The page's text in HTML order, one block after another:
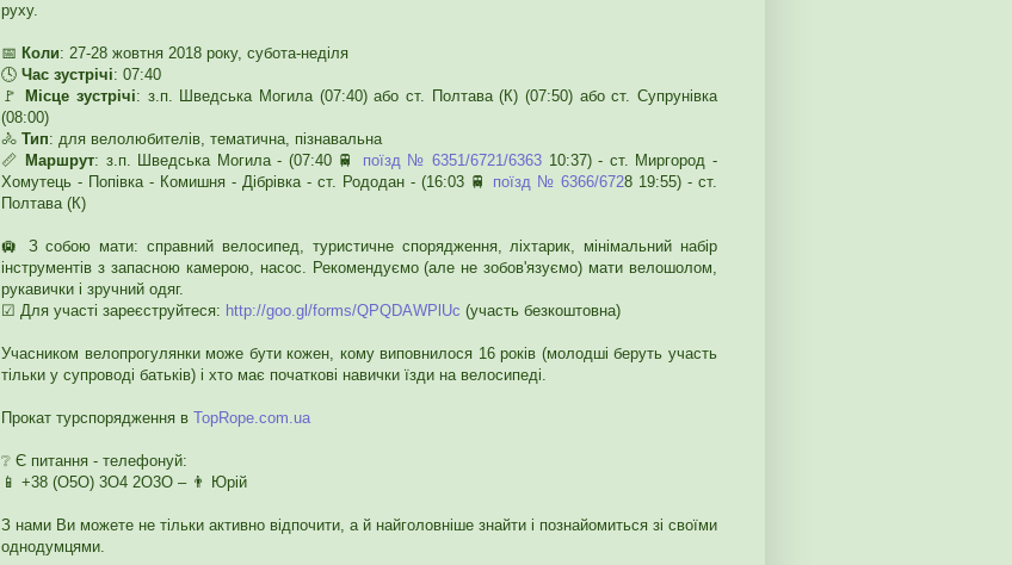
руху.
📅 Коли: 27-28 жовтня 2018 року, субота-неділя
🕓 Час зустрічі: 07:40
🚩
Місце зустрічі: з.п. Шведська Могила (07:40) або ст. Полтава (К) (07:50) або ст. Супрунівка
(08:00)
🚴 Тип: для велолюбителів, тематична, пізнавальна
📏 Маршрут: з.п. Шведська Могила - (07:40 🚆 поїзд № 6351/6721/6363 10:37) - ст. Миргород -
Хомутець - Попівка - Комишня - Дібрівка - ст. Рододан - (16:03 🚆 поїзд № 6366/6728 19:55) - ст.
Полтава (К)
🛄 З собою мати: справний велосипед, туристичне спорядження, ліхтарик, мінімальний набір
інструментів з запасною камерою, насос. Рекомендуємо (але не зобов'язуємо) мати велошолом,
рукавички і зручний одяг.
☑ Для участі зареєструйтеся: http://goo.gl/forms/QPQDAWPlUc (участь безкоштовна)
Учасником велопрогулянки може бути кожен, кому виповнилося 16 років (молодші беруть участь
тільки у супроводі батьків) і хто має початкові навички їзди на велосипеді.
Прокат турспорядження в TopRope.com.ua
❔ Є питання - телефонуй:
📱 +38 (О5О) 3О4 2О3О – 👨 Юрій
З нами Ви можете не тільки активно відпочити, а й найголовніше знайти і познайомиться зі своїми
однодумцями.